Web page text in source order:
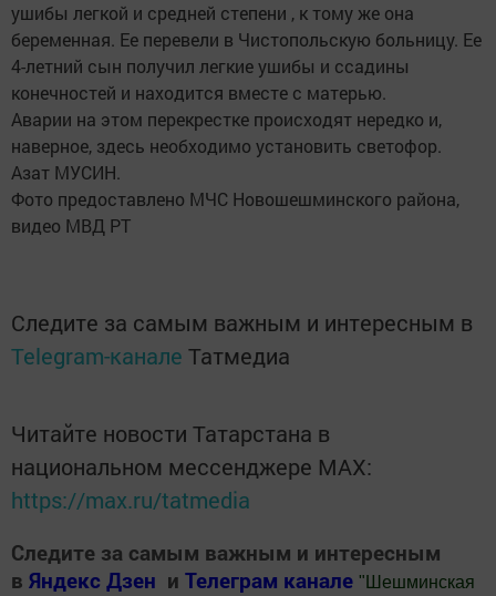
ушибы легкой и средней степени , к тому же она
беременная. Ее перевели в Чистопольскую больницу. Ее
4-летний сын получил легкие ушибы и ссадины
конечностей и находится вместе с матерью.
Аварии на этом перекрестке происходят нередко и,
наверное, здесь необходимо установить светофор.
Азат МУСИН.
Фото предоставлено МЧС Новошешминского района,
видео МВД РТ
Следите за самым важным и интересным в
Telegram-канале Татмедиа
Читайте новости Татарстана в
национальном мессенджере MАХ:
https://max.ru/tatmedia
Следите за самым важным и интересным
в Яндекс Дзен и Телеграм канале " Шешминская